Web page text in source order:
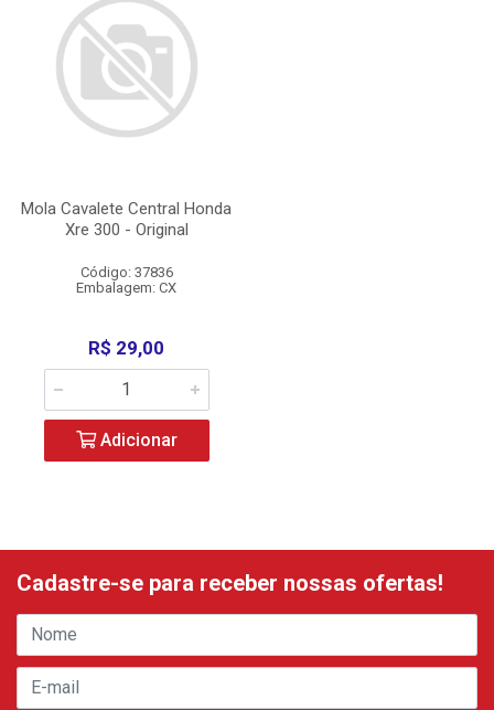
Mola Cavalete Central Honda
Xre 300 - Original
Código: 37836
Embalagem: CX
R$ 29,00
Adicionar
Cadastre-se para receber nossas ofertas!